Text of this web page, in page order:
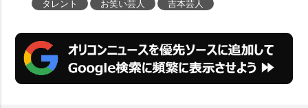
タレント
お笑い芸人 吉本芸人